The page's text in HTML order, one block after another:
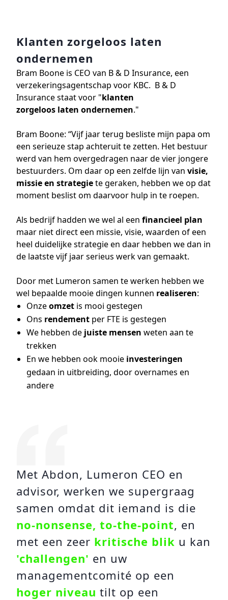
Klanten zorgeloos laten
ondernemen
Bram Boone is CEO van B & D Insurance, een
verzekeringsagentschap voor KBC. B & D
Insurance staat voor "klanten
zorgeloos laten ondernemen."
Bram Boone: “Vijf jaar terug besliste mijn papa om
een serieuze stap achteruit te zetten. Het bestuur
werd van hem overgedragen naar de vier jongere
bestuurders. Om daar op een zelfde lijn van visie,
missie en strategiete geraken, hebben we op dat
moment beslist om daarvoor hulp in te roepen.
Als bedrijf hadden we wel al een financieel plan
maar niet direct een missie, visie, waarden of een
heel duidelijke strategie en daar hebben we dan in
de laatste vijf jaar serieus werk van gemaakt.
Door met Lumeron samen te werken hebben we
wel bepaalde mooie dingen kunnen realiseren:
Onzeomzet is mooi gestegen
Ons rendement per FTE is gestegen
We hebben de juiste mensen weten aan te
trekken
En we hebben ook mooie investeringen
gedaan in uitbreiding, door overnames en
andere
Met Abdon, Lumeron CEO en
advisor, werken we supergraag
samen omdat dit iemand is die
no-nonsense, to-the-point, en
met een zeer kritische blik u kan
'challengen' en uw
managementcomité op een
hoger niveau tilt op een